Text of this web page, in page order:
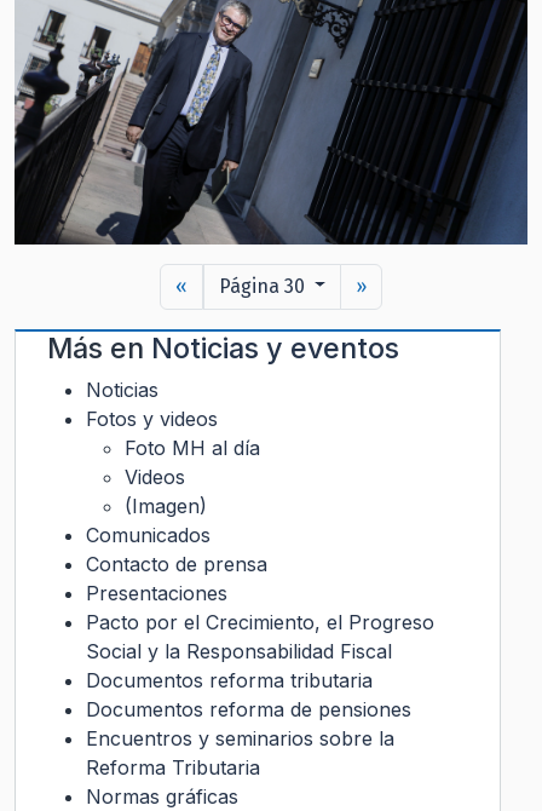
« Página 30 »
Más en Noticias y eventos
Noticias
Fotos y videos
Foto MH al día
Videos
(Imagen)
Comunicados
Contacto de prensa
Presentaciones
Pacto por el Crecimiento, el Progreso
Social y la Responsabilidad Fiscal
Documentos reforma tributaria
Documentos reforma de pensiones
Encuentros y seminarios sobre la
Reforma Tributaria
Normas gráficas